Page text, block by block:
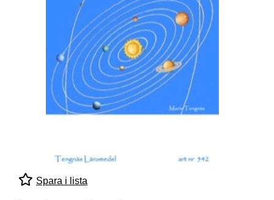
Spara i lista